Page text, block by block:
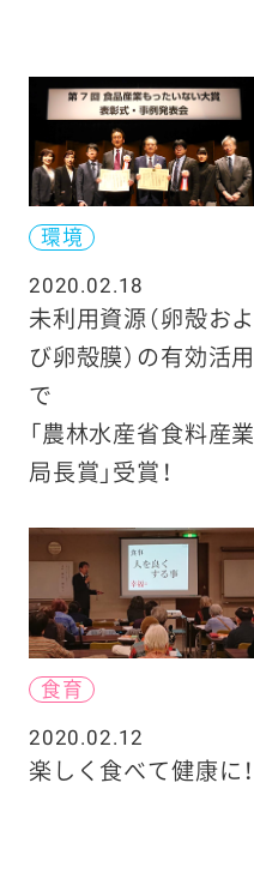
環境
2020.02.18
未利用資源（卵殻およ
び卵殻膜）の有効活用
で
「農林水産省食料産業
局長賞」受賞！
食育
2020.02.12
楽しく食べて健康に！